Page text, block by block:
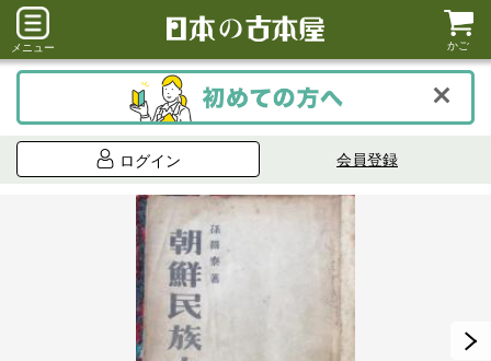
メニュー かご
ログイン 会員登録